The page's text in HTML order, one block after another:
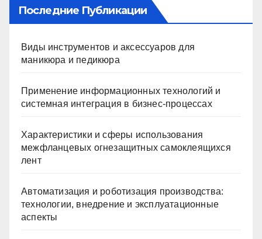
Последние Публикации
Виды инструментов и аксессуаров для
маникюра и педикюра
Применение информационных технологий и
системная интеграция в бизнес-процессах
Характеристики и сферы использования
межфланцевых огнезащитных самоклеящихся
лент
Автоматизация и роботизация производства:
технологии, внедрение и эксплуатационные
аспекты